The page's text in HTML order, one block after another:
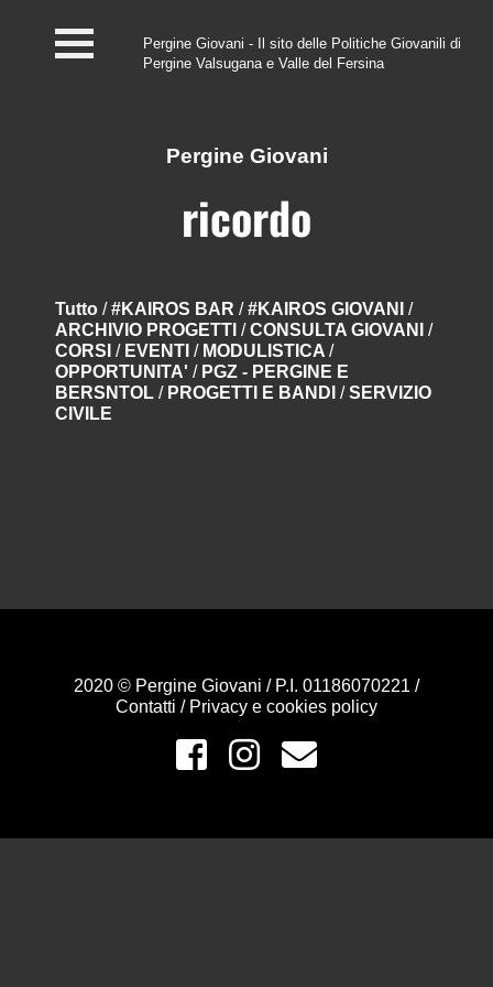
#InfoPoint
Centro #Kairos
Eventi e News
Contatti
Pergine Giovani - Il sito delle Politiche Giovanili di
Pergine Valsugana e Valle del Fersina
Pergine Giovani
ricordo
Tutto /#KAIROS BAR /#KAIROS GIOVANI /
ARCHIVIO PROGETTI /CONSULTA GIOVANI /
CORSI / EVENTI / MODULISTICA /
OPPORTUNITA' / PGZ - PERGINE E
BERSNTOL / PROGETTI E BANDI /SERVIZIO
CIVILE
2020 © Pergine Giovani / P.I. 01186070221 /
Contatti / Privacy e cookies policy